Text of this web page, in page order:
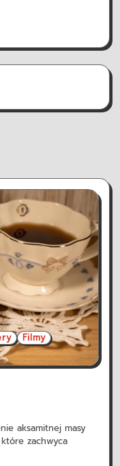
Filmy
aksamitnej masy
zachwyca